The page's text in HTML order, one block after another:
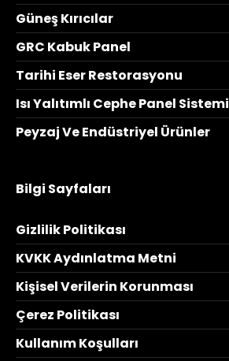
Güneş Kırıcılar
GRC Kabuk Panel
Tarihi Eser Restorasyonu
Isı Yalıtımlı Cephe Panel Sistemi
Peyzaj Ve Endüstriyel Ürünler
Bilgi Sayfaları
Gizlilik Politikası
KVKK Aydınlatma Metni
Kişisel Verilerin Korunması
Çerez Politikası
Kullanım Koşulları